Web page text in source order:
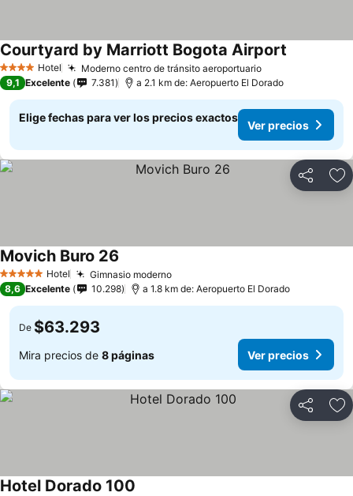
4 EstrellasHotel Moderno centro de tránsito aeroportuario
Courtyard by Marriott Bogota Airport
9,1 Excelente 7.381 a 2.1 km de: Aeropuerto El Dorado
Elige fechas para ver los precios exactos
Ver precios
Compartir
5 Estrellas Hotel Gimnasio moderno
Movich Buro 26
8,6 Excelente 10.298 a 1.8 km de: Aeropuerto El Dorado
De $63.293
Mira precios de 8 páginas Ver precios
Compartir
Hotel Dorado 100